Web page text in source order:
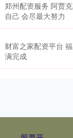
郑州配资服务 阿贾
自己 会尽最大努力
财富之家配资平台
满完成